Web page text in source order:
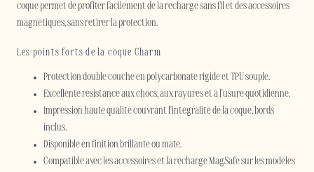
coque permet de profiter facilement de la recharge sans fil et des accessoires
magnétiques, sans retirer la protection.
Les points forts de la coque Charm
Protection double couche en polycarbonate rigide et TPU souple.
Excellente résistance aux chocs, aux rayures et à l'usure quotidienne.
Impression haute qualité couvrant l'intégralité de la coque, bords
inclus.
Disponible en finition brillante ou mate.
Compatible avec les accessoires et la recharge MagSafe sur les modèles